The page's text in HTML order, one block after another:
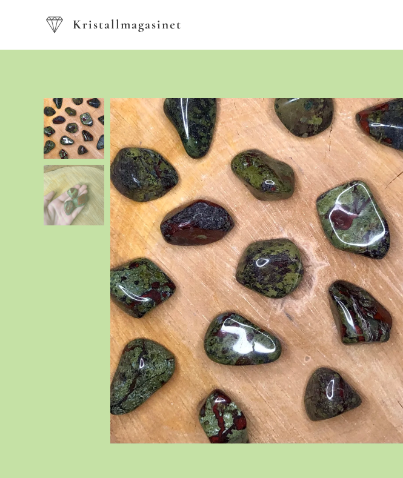
Kristallmagasinet